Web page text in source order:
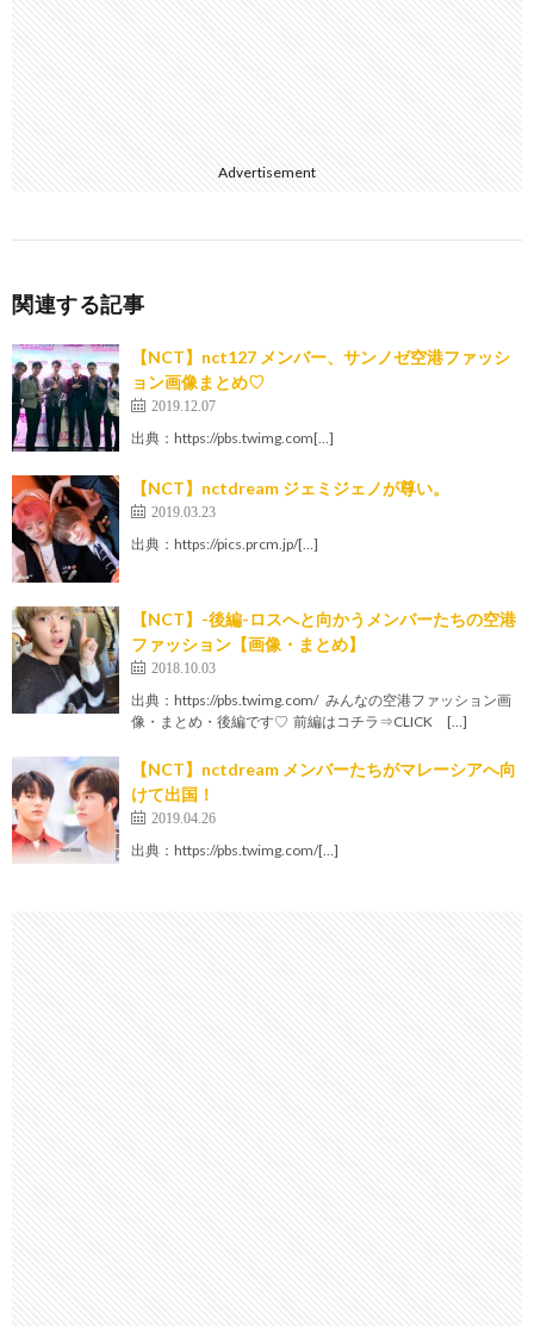
Advertisement
関連する記事
【NCT】nct127 メンバー、サンノゼ空港ファッシ
ョン画像まとめ♡
2019.12.07
出典：https://pbs.twimg.com[…]
【NCT】nctdream ジェミジェノが尊い。
2019.03.23
出典：https://pics.prcm.jp/[…]
【NCT】-後編-ロスへと向かうメンバーたちの空港
ファッション【画像・まとめ】
2018.10.03
出典：https://pbs.twimg.com/ みんなの空港ファッション画
像・まとめ・後編です♡ 前編はコチラ⇒CLICK […]
【NCT】nctdream メンバーたちがマレーシアへ向
けて出国！
2019.04.26
出典：https://pbs.twimg.com/[…]